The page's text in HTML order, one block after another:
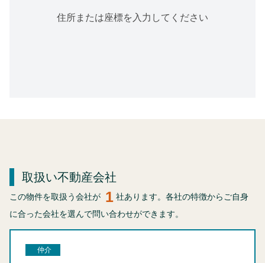
住所または座標を入力してください
取扱い不動産会社
この物件を取扱う会社が 1 社あります。各社の特徴からご自身
に合った会社を選んで問い合わせができます。
仲介